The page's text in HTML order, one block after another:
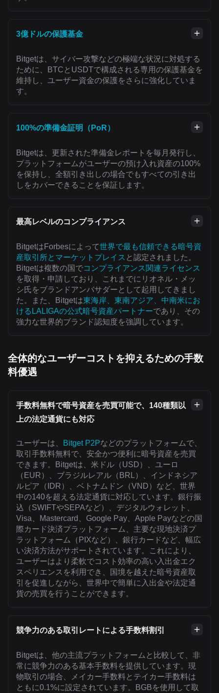
3億ドルの保護基金
Bitgetは、サイバー攻撃などの極端な状況に対処する
ために、BTCとUSDTで構成される専用の保護基金を
維持し、ユーザー資金の保護をさらに強化していま
す。
100%の準備金証明（PoR）
Bitgetは、更新された準備金レポートを毎月発行し、
プラットフォームがユーザーの預け入れ資産の100%
を保持し、全額引き出しの場合でもすべての引き出
しをカバーできることを保証します。
最高レベルのコンプライアンス
BitgetはForbesによって世界で最も信頼できる暗号資
産取引所とマーケットプレイス と認定されました。
Bitgetは複数の国でコンプライアンス関連ライセンス
を取得・申請しており、これまでにリオネル・メッ
シ氏をブランドアンバサダーとして起用してきまし
た。また、Bitgetは東海岸、東南アジア、中南米にお
けるLALIGAの公式暗号資産パートナーであり、その
強力な世界的ブランド認知度を強調しています。
全体的なユーザーコストを抑えるための手数
料優遇
手数料無料で暗号資産を売買可能で、140種類以
上の法定通貨にも対応
ユーザーは、 Bitget P2Pなどのプラットフォームで、
取引手数料無料で、安全かつ便利に暗号資産を売買
できます。Bitgetは、米ドル（USD）、ユーロ
（EUR）、ブラジルレアル（BRL）、インドネシア
ルピア（IDR）、ベトナムドン（VND）など、世界
中の140を超える法定通貨に対応しています。銀行振
込（SWIFTやSEPAなど）、デジタルウォレット、
Visa、Mastercard、Google Pay、Apple Payなどの国
際カード決済プラットフォーム、主要な現地決済プ
ラットフォーム（PIXなど）、銀行カードなど、幅広
い決済方法がサポートされています。これにより、
ユーザーはより柔軟でコスト効率の高い入出金エク
スペリエンスを利用でき、国境を越えた暗号資産取
引を促進しながら、世界中で簡単に入出金や法定通
貨の売買を行うことができます。
競争力のある取引レートによる手数料割引
Bitgetは、他の主流プラットフォームと比較して、非
常に競争力のある基本手数料を提供しています。現
物取引の場合、メイカー手数料とテイカー手数料は
ともに0.1%に設定されています。BGBを使用して取